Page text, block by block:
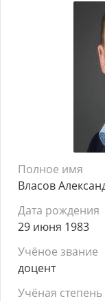
Полное имя
Власов
Дата рождения
29 июня 1983
Учёное звание
доцент
Учёная степень